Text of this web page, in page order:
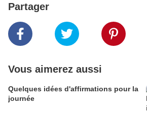
Partager
Vous aimerez aussi
Quelques idées d'affirmations pour la
journée